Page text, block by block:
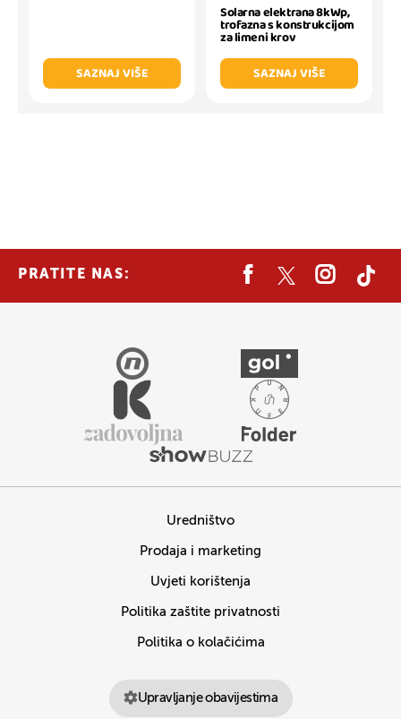
SAZNAJ VIŠE
Solarna elektrana 8kWp,
trofazna s konstrukcijom
za limeni krov
SAZNAJ VIŠE
PRATITE NAS:
Uredništvo
Prodaja i marketing
Uvjeti korištenja
Politika zaštite privatnosti
Politika o kolačićima
Upravljanje obavijestima